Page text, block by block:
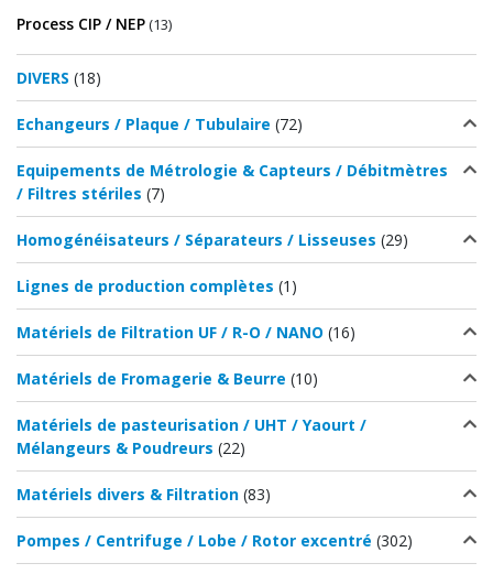
Process CIP / NEP(13)
DIVERS (18)
Echangeurs / Plaque / Tubulaire (72)
Equipements de Métrologie & Capteurs / Débitmètres
/ Filtres stériles (7)
Homogénéisateurs / Séparateurs / Lisseuses (29)
Lignes de production complètes (1)
Matériels de Filtration UF / R-O / NANO (16)
Matériels de Fromagerie & Beurre (10)
Matériels de pasteurisation / UHT / Yaourt /
Mélangeurs & Poudreurs (22)
Matériels divers & Filtration (83)
Pompes / Centrifuge / Lobe / Rotor excentré (302)